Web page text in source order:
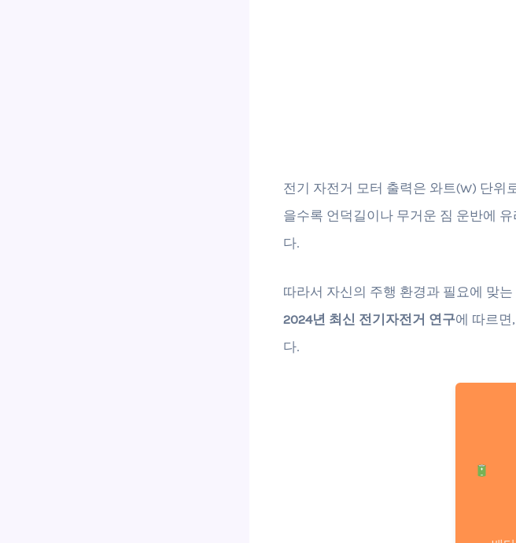
전기 자전거 모터 출력은 와트(W) 단위
을수록 언덕길이나 무거운 짐 운반에
다.
따라서 자신의 주행 환경과 필요에 맞
2024년 최신 전기자전거 연구에 따르면
다.